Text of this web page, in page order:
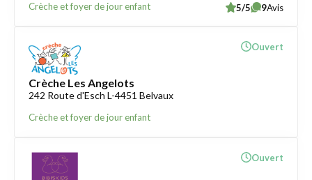
Crèche et foyer de jour enfant 5/5 9Avis
Crèche Les Angelots
242 Route d'Esch L-4451 Belvaux
Crèche et foyer de jour enfant
Ouvert
Ouvert